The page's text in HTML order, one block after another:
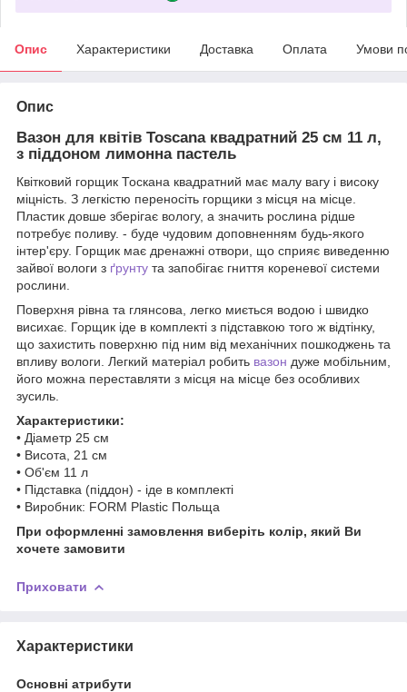
Опис Характеристики Доставка Оплата Умови
Опис
Вазон для квітів Toscana квадратний 25 см 11 л,
з піддоном лимонна пастель
Квітковий горщик Тоскана квадратний має малу вагу і високу
міцність. З легкістю переносіть горщики з місця на місце.
Пластик довше зберігає вологу, а значить рослина рідше
потребує поливу. - буде чудовим доповненням будь-якого
інтер'єру. Горщик має дренажні отвори, що сприяє виведенню
зайвої вологи з ґрунту та запобігає гниття кореневої системи
рослини.
Поверхня рівна та глянсова, легко миється водою і швидко
висихає. Горщик іде в комплекті з підставкою того ж відтінку,
що захистить поверхню під ним від механічних пошкоджень та
впливу вологи. Легкий матеріал робить вазон дуже мобільним,
його можна переставляти з місця на місце без особливих
зусиль.
Характеристики:
• Діаметр 25 см
• Висота, 21 см
• Об'єм 11 л
• Підставка (піддон) - іде в комплекті
• Виробник: FORM Plastic Польща
При оформленні замовлення виберіть колір, який Ви
хочете замовити
Приховати
Характеристики
Основні атрибути